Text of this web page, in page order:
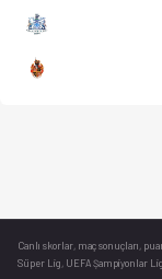
Canlı skorlar , maç sonuçları,
Süper Lig, UEFA Şampiyonlar